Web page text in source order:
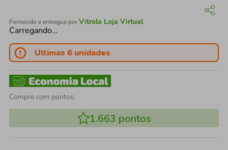
Fornecido e entregue porVitrola Loja Virtual
Carregando…
Últimas 6 unidades
Compre com pontos:
1.663 pontos